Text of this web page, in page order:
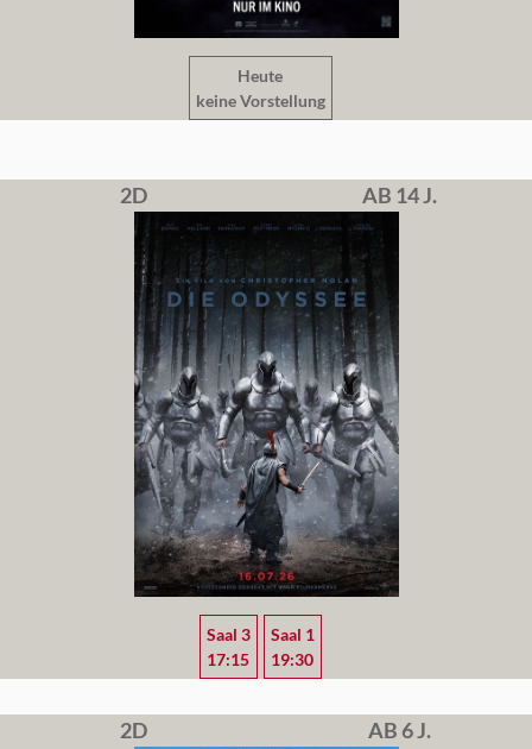
Heute
keine Vorstellung
2D AB 14 J.
Saal 3
17:15
Saal 1
19:30
2D AB 6 J.